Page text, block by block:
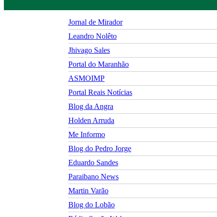
Jornal de Mirador
Leandro Nolêto
Jhivago Sales
Portal do Maranhão
ASMOIMP
Portal Reais Notí­cias
Blog da Angra
Holden Arruda
Me Informo
Blog do Pedro Jorge
Eduardo Sandes
Paraibano News
Martin Varão
Blog do Lobão